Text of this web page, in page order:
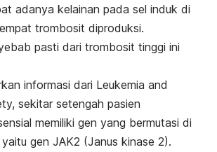
adanya kelainan pada sel induk di
trombosit diproduksi.
pasti dari trombosit tinggi ini
informasi dari Leukemia and
, sekitar setengah pasien
memiliki gen yang bermutasi di
gen JAK2 (Janus kinase 2).